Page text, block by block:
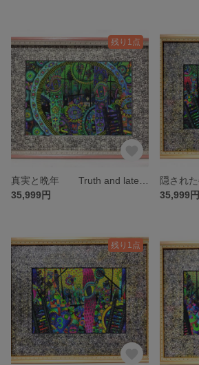
残り1点
35,999円
35,999円
残り1点